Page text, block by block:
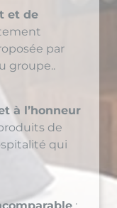
par
groupe..
à l’honneur
de
qui
ou